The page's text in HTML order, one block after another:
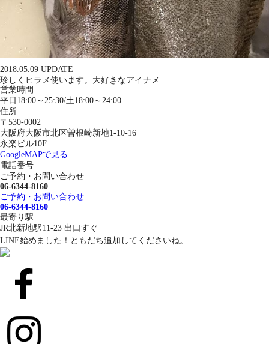
2018.05.09 UPDATE
珍しくヒラメ使います。大好きなアイナメ
営業時間
平日18:00～25:30/土18:00～24:00
住所
〒530-0002
大阪府大阪市北区曽根崎新地1-10-16
永楽ビル10F
GoogleMAPで見る
電話番号
ご予約・お問い合わせ
06-6344-8160
ご予約・お問い合わせ
06-6344-8160
最寄り駅
JR北新地駅11-23 出口すぐ
LINE始めました！ともだち追加してくださいね。